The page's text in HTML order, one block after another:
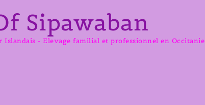
Sipawaban
Islandais - Elevage familial et professionnel en Occitanie